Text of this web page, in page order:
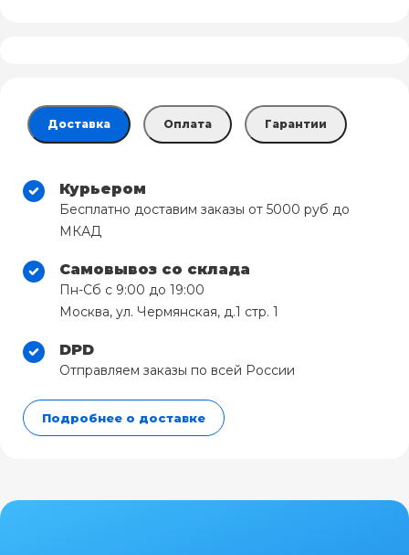
Доставка Оплата Гарантии
Курьером
Бесплатно доставим заказы от 5000 руб до
МКАД
Самовывоз со склада
Пн-Сб с 9:00 до 19:00
Москва, ул. Чермянская, д.1 стр. 1
DPD
Отправляем заказы по всей России
Подробнее о доставке